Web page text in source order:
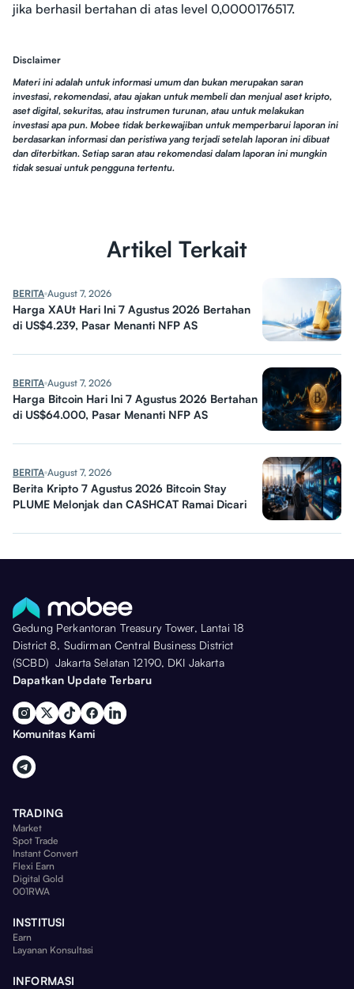
jika berhasil bertahan di atas level 0,0000176517.
Disclaimer
Materi ini adalah untuk informasi umum dan bukan merupakan saran
investasi, rekomendasi, atau ajakan untuk membeli dan menjual aset kripto,
aset digital, sekuritas, atau instrumen turunan, atau untuk melakukan
investasi apa pun. Mobee tidak berkewajiban untuk memperbarui laporan ini
berdasarkan informasi dan peristiwa yang terjadi setelah laporan ini dibuat
dan diterbitkan. Setiap saran atau rekomendasi dalam laporan ini mungkin
tidak sesuai untuk pengguna tertentu.
Artikel Terkait
BERITA August 7, 2026
Harga XAUt Hari Ini 7 Agustus 2026 Bertahan
di US$4.239, Pasar Menanti NFP AS
BERITA August 7, 2026
Harga Bitcoin Hari Ini 7 Agustus 2026 Bertahan
di US$64.000, Pasar Menanti NFP AS
BERITA August 7, 2026
Berita Kripto 7 Agustus 2026 Bitcoin Stay
PLUME Melonjak dan CASHCAT Ramai Dicari
Gedung Perkantoran Treasury Tower, Lantai 18
District 8, Sudirman Central Business District
(SCBD) Jakarta Selatan 12190, DKI Jakarta
Dapatkan Update Terbaru
Komunitas Kami
TRADING
Market
Spot Trade
Instant Convert
Flexi Earn
Digital Gold
001RWA
INSTITUSI
Earn
Layanan Konsultasi
INFORMASI